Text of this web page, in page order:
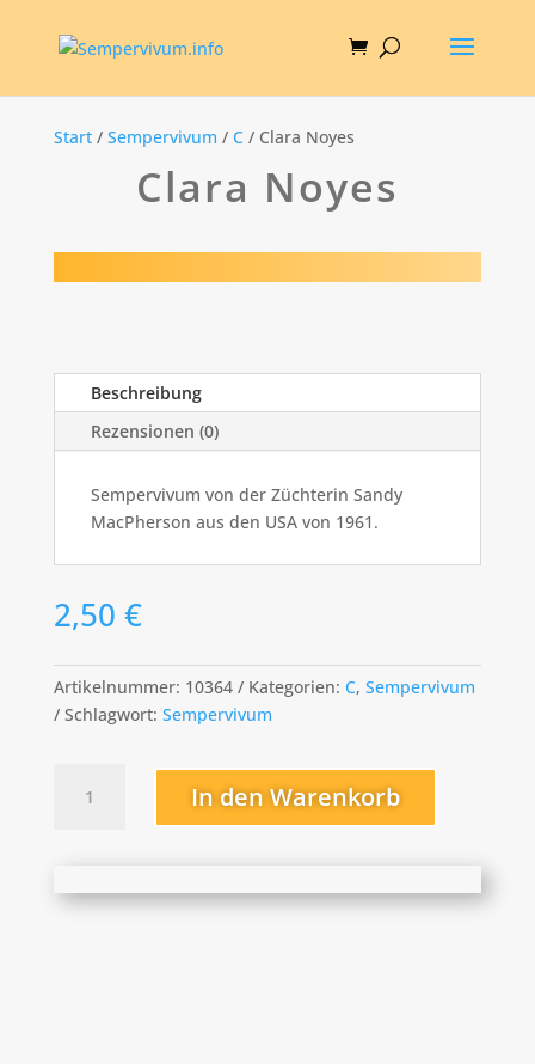
Start/ Sempervivum / C/ Clara Noyes
Clara Noyes
Beschreibung
Rezensionen (0)
Sempervivum von der Züchterin Sandy
MacPherson aus den USA von 1961.
2,50 €
Artikelnummer: 10364 Kategorien: C, Sempervivum
Schlagwort: Sempervivum
Noyes
In den Warenkorb